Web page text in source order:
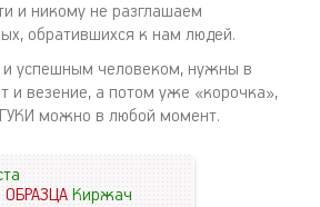
и никому не разглашаем
обратившихся к нам людей.
и успешным человеком, нужны в
и везение, а потом уже «корочка»,
можно в любой момент.
ОБРАЗЦАКиржач